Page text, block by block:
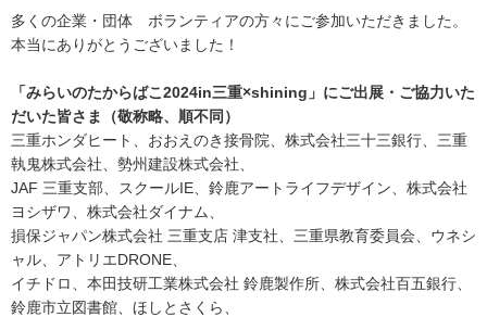
多くの企業・団体 ボランティアの方々にご参加いただきました。
本当にありがとうございました！
「みらいのたからばこ2024in三重×shining」にご出展・ご協力いた
だいた皆さま（敬称略、順不同）
三重ホンダヒート、おおえのき接骨院、株式会社三十三銀行、三重
執鬼株式会社、勢州建設株式会社、
JAF 三重支部、スクールIE、鈴鹿アートライフデザイン、株式会社
ヨシザワ、株式会社ダイナム、
損保ジャパン株式会社 三重支店 津支社、三重県教育委員会、ウネシ
ャル、アトリエDRONE、
イチドロ、本田技研工業株式会社 鈴鹿製作所、株式会社百五銀行、
鈴鹿市立図書館、ほしとさくら、